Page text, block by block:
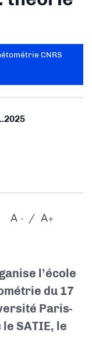
CNRS
-
A +
A
l’école
du 17
Paris-
SATIE, le